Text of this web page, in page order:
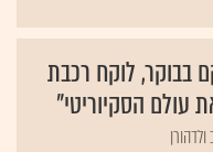
בבוקר, לוקח רכבת
עולם הסקיוריטי"